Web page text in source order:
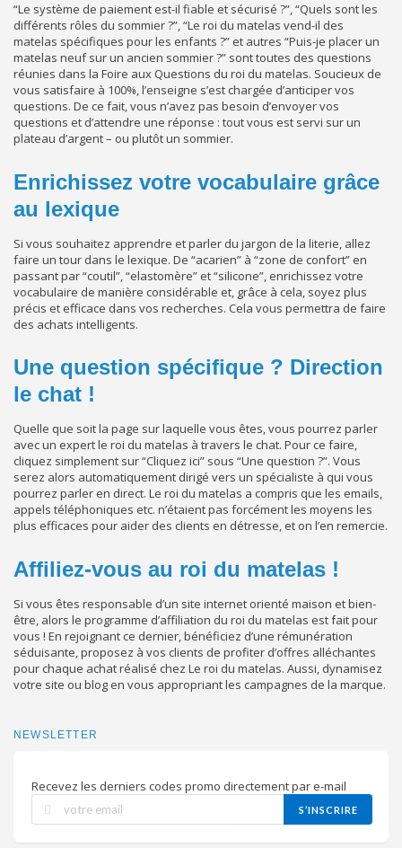
“Le système de paiement est-il fiable et sécurisé ?”, “Quels sont les
différents rôles du sommier ?”, “Le roi du matelas vend-il des
matelas spécifiques pour les enfants ?” et autres “Puis-je placer un
matelas neuf sur un ancien sommier ?” sont toutes des questions
réunies dans la Foire aux Questions du roi du matelas. Soucieux de
vous satisfaire à 100%, l’enseigne s’est chargée d’anticiper vos
questions. De ce fait, vous n’avez pas besoin d’envoyer vos
questions et d’attendre une réponse : tout vous est servi sur un
plateau d’argent – ou plutôt un sommier.
Enrichissez votre vocabulaire grâce
au lexique
Si vous souhaitez apprendre et parler du jargon de la literie, allez
faire un tour dans le lexique. De “acarien” à “zone de confort” en
passant par “coutil”, “elastomère” et “silicone”, enrichissez votre
vocabulaire de manière considérable et, grâce à cela, soyez plus
précis et efficace dans vos recherches. Cela vous permettra de faire
des achats intelligents.
Une question spécifique ? Direction
le chat !
Quelle que soit la page sur laquelle vous êtes, vous pourrez parler
avec un expert le roi du matelas à travers le chat. Pour ce faire,
cliquez simplement sur “Cliquez ici” sous “Une question ?”. Vous
serez alors automatiquement dirigé vers un spécialiste à qui vous
pourrez parler en direct. Le roi du matelas a compris que les emails,
appels téléphoniques etc. n’étaient pas forcément les moyens les
plus efficaces pour aider des clients en détresse, et on l’en remercie.
Affiliez-vous au roi du matelas !
Si vous êtes responsable d’un site internet orienté maison et bien-
être, alors le programme d’affiliation du roi du matelas est fait pour
vous ! En rejoignant ce dernier, bénéficiez d’une rémunération
séduisante, proposez à vos clients de profiter d’offres alléchantes
pour chaque achat réalisé chez Le roi du matelas. Aussi, dynamisez
votre site ou blog en vous appropriant les campagnes de la marque.
NEWSLETTER
Recevez les derniers codes promo directement par e-mail
S’INSCRIRE